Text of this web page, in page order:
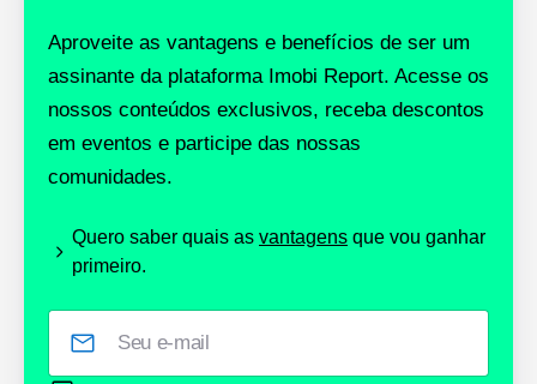
Aproveite as vantagens e benefícios de ser um
assinante da plataforma Imobi Report. Acesse os
nossos conteúdos exclusivos, receba descontos
em eventos e participe das nossas
comunidades.
Quero saber quais as vantagens que vou ganhar
primeiro.